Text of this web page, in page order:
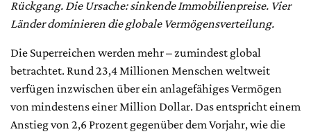
Rückgang. Die Ursache: sinkende Immobilienpreise. Vier
Länder dominieren die globale Vermögensverteilung.
Die Superreichen werden mehr – zumindest global
betrachtet. Rund 23,4 Millionen Menschen weltweit
verfügen inzwischen über ein anlagefähiges Vermögen
von mindestens einer Million Dollar. Das entspricht einem
Anstieg von 2,6 Prozent gegenüber dem Vorjahr, wie die